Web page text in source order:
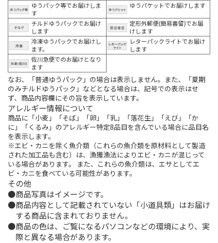
ゆうパック等でお届けしま
す
ゆうパケットでお届けします
チルドゆうパックでお届け
します
定形外郵便(簡易書留)でお届
けします
冷凍ゆうパックでお届けし
ます。
レターパックライトでお届け
します
佐川急便でのお届けとなり
ます
なお、「普通ゆうパック」の場合は表示しません。また、「夏期
のみチルドゆうパック」などとなる場合は、記号での表示はせ
ず、商品内容欄にその旨を表示しています。
アレルギー情報について
商品に「小麦」「そば」「卵」「乳」「落花生」「えび」「か
に」「くるみ」のアレルギー特定8品目を含んでいる場合に品目名
を表示します。
※エビ・カニを除く魚介類（これらの魚介類を原材料として製造
された加工品も含む）は、漁獲漁法によりエビ・カニが混じって
いる場合があります。 また、これらの魚介類は、エサとしてエ
ビ・カニを食べている可能性があります。
その他
商品写真はイメージです。
商品内容として記載されていない「小道具類」はお届け
する商品に含まれておりません。
商品の色は、ご覧になるパソコンなどの環境により、実
際と異なる場合があります。